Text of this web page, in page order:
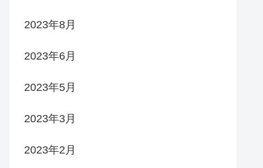
2023年8月
2023年6月
2023年5月
2023年3月
2023年2月